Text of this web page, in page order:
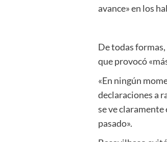
avance» en los
De todas
que provocó
«En ningún
declaraciones a
se ve claramente
pasado».